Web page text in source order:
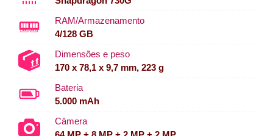
RAM/Armazenamento
4/128 GB
Dimensões e peso
170 x 78,1 x 9,7 mm, 223 g
Bateria
5.000 mAh
Câmera